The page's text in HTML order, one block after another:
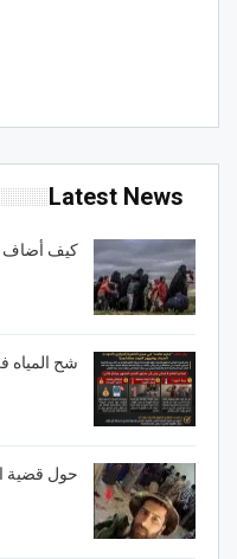
Latest News
كيف أضاف
شح المياه
حول قضية